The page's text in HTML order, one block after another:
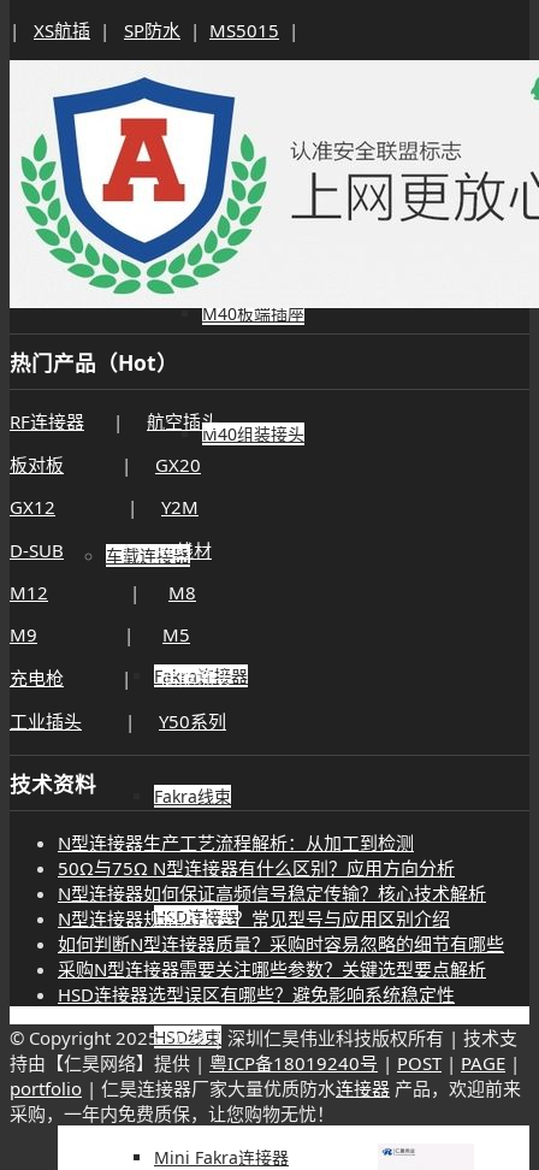
M40连接器
M40板端插座
M40组装接头
车载连接器
Fakra连接器
Fakra线束
HSD连接器
HSD线束
Mini Fakra连接器
| XS航插 | SP防水 | MS5015 |
热门产品（Hot）
RF连接器 | 航空插头
板对板 | GX20
GX12 | Y2M
D-SUB |RF线材
M12 | M8
M9 | M5
充电枪 |储能插头
工业插头 | Y50系列
技术资料
N型连接器生产工艺流程解析：从加工到检测
50Ω与75Ω N型连接器有什么区别？应用方向分析
N型连接器如何保证高频信号稳定传输？核心技术解析
N型连接器规格怎么选？常见型号与应用区别介绍
如何判断N型连接器质量？采购时容易忽略的细节有哪些
采购N型连接器需要关注哪些参数？关键选型要点解析
HSD连接器选型误区有哪些？避免影响系统稳定性
© Copyright 2025-2026 | 深圳仁昊伟业科技版权所有 | 技术支
持由【仁昊网络】提供 | 粤ICP备18019240号 | POST| PAGE |
portfolio | 仁昊连接器厂家大量优质防水连接器 产品，欢迎前来
采购，一年内免费质保，让您购物无忧！